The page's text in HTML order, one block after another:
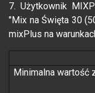
7. Użytkownik
"Mix na Święta 30
mixPlus na
Minimalna wartość